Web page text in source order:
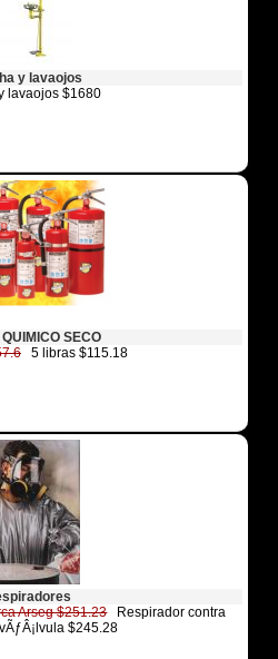
y lavaojos
lavaojos $1680
QUIMICO SECO
5 libras $115.18
Arseg $251.23Respirador contra
$245.28